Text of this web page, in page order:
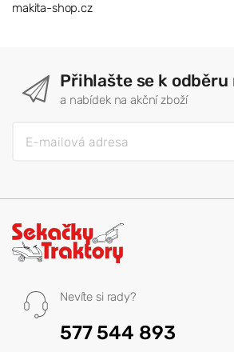
makita-shop.cz
Přihlašte se k odběru
a nabídek na akční zboží
Nevíte si rady?
577 544 893